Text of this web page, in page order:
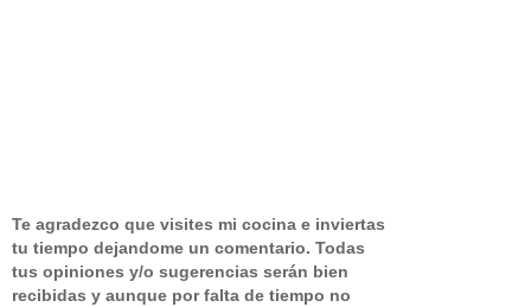
Te agradezco que visites mi cocina e inviertas
tu tiempo dejandome un comentario. Todas
tus opiniones y/o sugerencias serán bien
recibidas y aunque por falta de tiempo no